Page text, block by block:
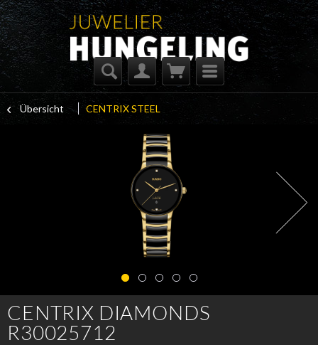
Übersicht CENTRIX STEEL
CENTRIX DIAMONDS
R30025712